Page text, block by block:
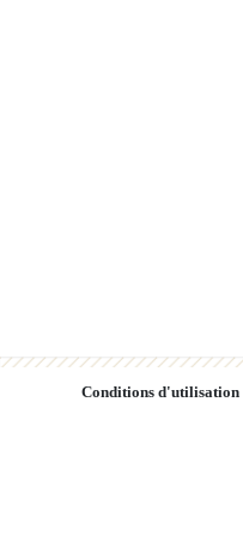
Conditions d'utilisation